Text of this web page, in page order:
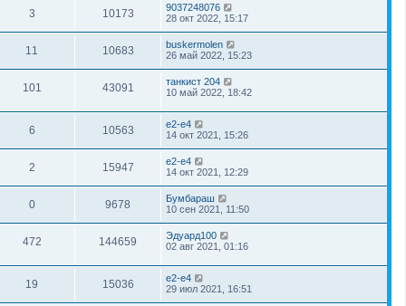
3 10173
9037248076
28 окт 2022, 15:17
11 10683
buskermolen
26 май 2022, 15:23
101 43091
танкист 204
10 май 2022, 18:42
6 10563
e2-e4
14 окт 2021, 15:26
2 15947
e2-e4
14 окт 2021, 12:29
0 9678
Бумбараш
10 сен 2021, 11:50
472 144659
Эдуард100
02 авг 2021, 01:16
19 15036
e2-e4
29 июл 2021, 16:51